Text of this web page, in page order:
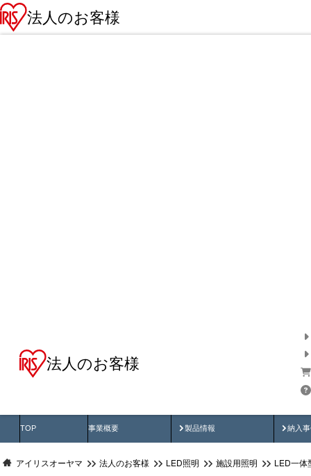
法人のお客様
法人のお客様
TOP 事業概要 製品情報
製品動画 納入
納
アイリスオーヤマ 法人のお客様 LED照明 施設用照明 LED一体